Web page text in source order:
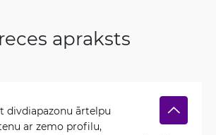
apraksts
divdiapazonu ārtelpu
ar zemo profilu,